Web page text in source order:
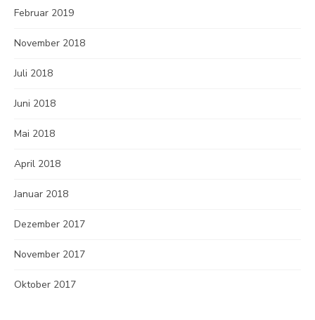
Februar 2019
November 2018
Juli 2018
Juni 2018
Mai 2018
April 2018
Januar 2018
Dezember 2017
November 2017
Oktober 2017